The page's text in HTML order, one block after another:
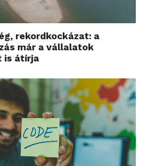
rekordkockázat: a
már a vállalatok
is átírja